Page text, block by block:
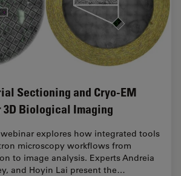
Sectioning and Cryo-EM
Biological Imaging
explores how integrated tools
microscopy workflows from
to image analysis. Experts Andreia
and Hoyin Lai present the…